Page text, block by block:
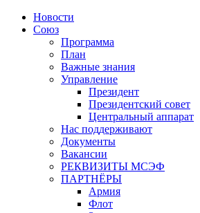
Новости
Союз
Программа
План
Важные знания
Управление
Президент
Президентский совет
Центральный аппарат
Нас поддерживают
Документы
Вакансии
РЕКВИЗИТЫ МСЭФ
ПАРТНЁРЫ
Армия
Флот